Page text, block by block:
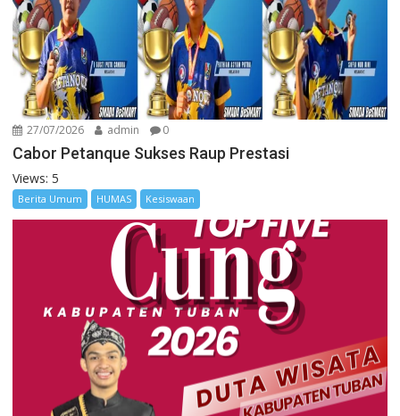
27/07/2026 admin 0
Cabor Petanque Sukses Raup Prestasi
Views: 5
Berita Umum HUMAS Kesiswaan